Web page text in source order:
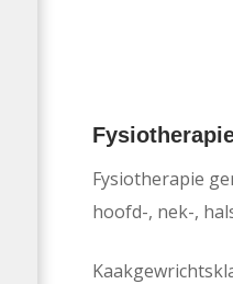
Fysiotherapie
hoofd-, nek-,